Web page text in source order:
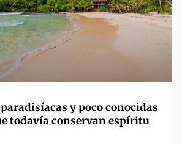
y poco conocidas
todavía conservan espíritu